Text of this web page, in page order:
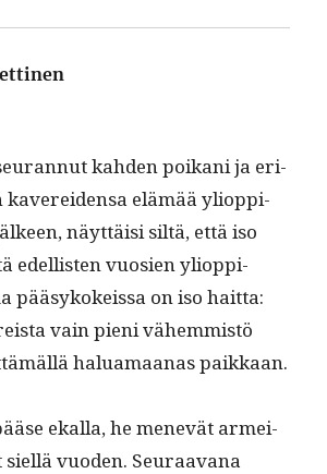
kah­den poikani ja eri­
kaverei­den­sa elämää yliop­pi­
näyt­täisi siltä, että iso
edel­lis­ten vuosien yliop­pi­
pääsykokeis­sa on iso hait­ta:
vain pieni vähem­mistö
halu­a­maanas paikkaan.
ekalla, he menevät armei­
vuo­den. Seu­raa­vana